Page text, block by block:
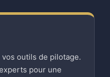
outils de pilotage.
pour une